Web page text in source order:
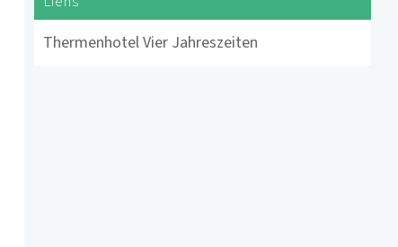
Thermenhotel Vier Jahreszeiten